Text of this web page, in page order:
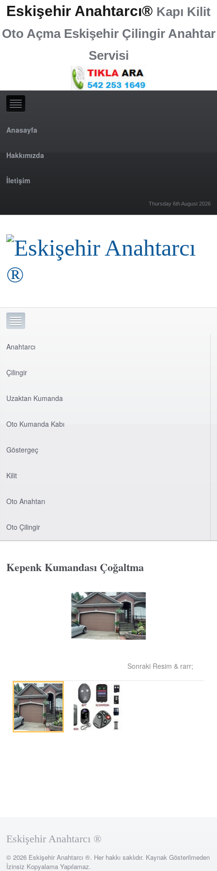
Eskişehir Anahtarcı® Kapı Kilit
Oto Açma Eskişehir Çilingir Anahtar
Servisi
Anasayfa
Hakkımızda
İletişim
Thursday 6th August 2026
Anahtarcı
Çilingir
Uzaktan Kumanda
Oto Kumanda Kabı
Göstergeç
Kilit
Oto Anahtarı
Oto Çilingir
Kepenk Kumandası Çoğaltma
Sonraki Resim & rarr;
Eskişehir Anahtarcı ®
© 2026 Eskişehir Anahtarcı ®. Her hakkı saklıdır. Kaynak Gösterilmeden
İzinsiz Kopyalama Yapılamaz.